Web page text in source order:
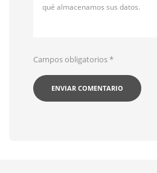
qué almacenamos sus datos.
Campos obligatorios*